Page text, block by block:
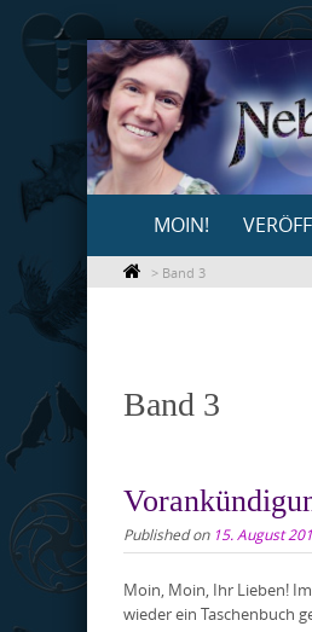
Skip
to
content
content
MOIN!
> Band 3
Band 3
Published on 15. August
Moin, Moin, Ihr Lieben!
wieder ein Taschenbuch